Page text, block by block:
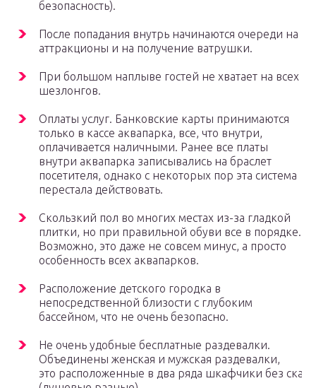
безопасность).
После попадания внутрь начинаются очереди на
аттракционы и на получение ватрушки.
При большом наплыве гостей не хватает на всех
шезлонгов.
Оплаты услуг. Банковские карты принимаются
только в кассе аквапарка, все, что внутри,
оплачивается наличными. Ранее все платы
внутри аквапарка записывались на браслет
посетителя, однако с некоторых пор эта система
перестала действовать.
Скользкий пол во многих местах из-за гладкой
плитки, но при правильной обуви все в порядке.
Возможно, это даже не совсем минус, а просто
особенность всех аквапарков.
Расположение детского городка в
непосредственной близости с глубоким
бассейном, что не очень безопасно.
Не очень удобные бесплатные раздевалки.
Объединены женская и мужская раздевалки,
это расположенные в два ряда шкафчики без